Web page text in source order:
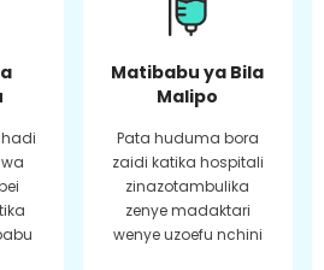
hadi
Matibabu ya Bila
Malipo
Pata huduma bora
zaidi katika hospitali
zinazotambulika
zenye madaktari
wenye uzoefu nchini